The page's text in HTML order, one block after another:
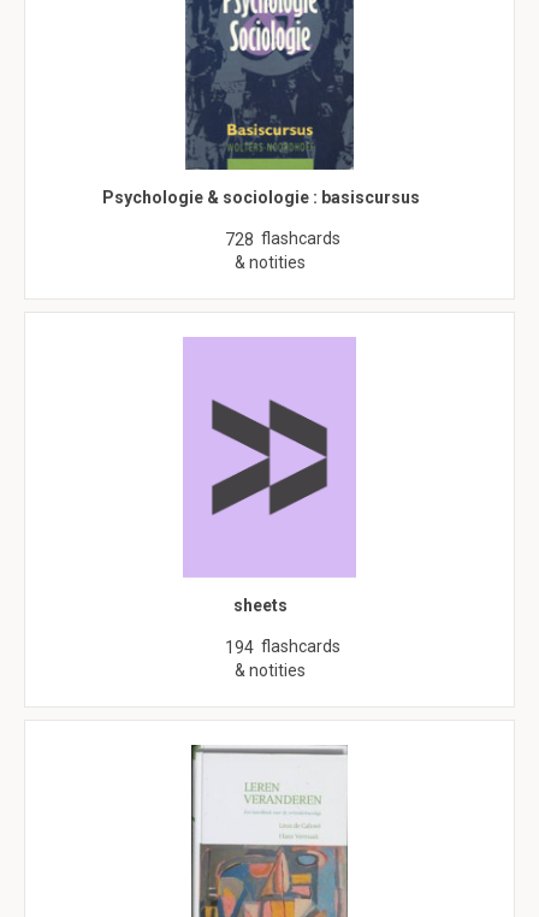
Psychologie & sociologie : basiscursus
728 flashcards
& notities
sheets
194 flashcards
& notities